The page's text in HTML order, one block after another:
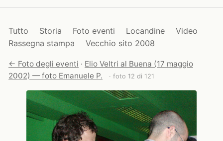
Tutto Storia Foto eventi Locandine
Video
Rassegna stampa
Vecchio sito 2008
← Foto degli eventi · Elio Veltri al Buena (17 maggio
2002) — foto Emanuele P.
· foto 12 di 121